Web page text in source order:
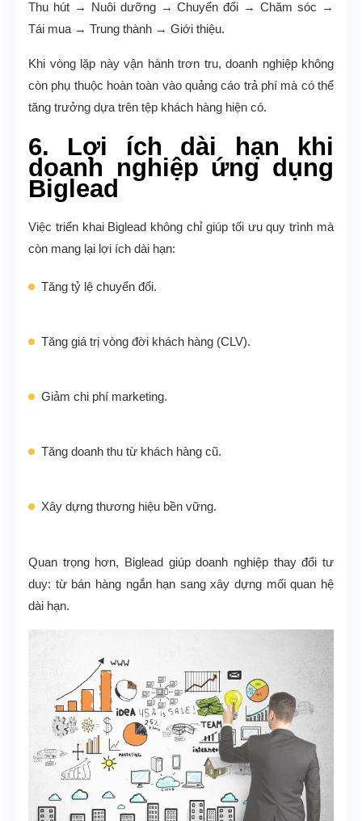
Thu hút → Nuôi dưỡng → Chuyển đổi → Chăm sóc →
Tái mua → Trung thành → Giới thiệu.
Khi vòng lặp này vận hành trơn tru, doanh nghiệp không
còn phụ thuộc hoàn toàn vào quảng cáo trả phí mà có thể
tăng trưởng dựa trên tệp khách hàng hiện có.
6. Lợi ích dài hạn khi
doanh nghiệp ứng dụng
Biglead
Việc triển khai Biglead không chỉ giúp tối ưu quy trình mà
còn mang lại lợi ích dài hạn:
Tăng tỷ lệ chuyển đổi.
Tăng giá trị vòng đời khách hàng (CLV).
Giảm chi phí marketing.
Tăng doanh thu từ khách hàng cũ.
Xây dựng thương hiệu bền vững.
Quan trọng hơn, Biglead giúp doanh nghiệp thay đổi tư
duy: từ bán hàng ngắn hạn sang xây dựng mối quan hệ
dài hạn.